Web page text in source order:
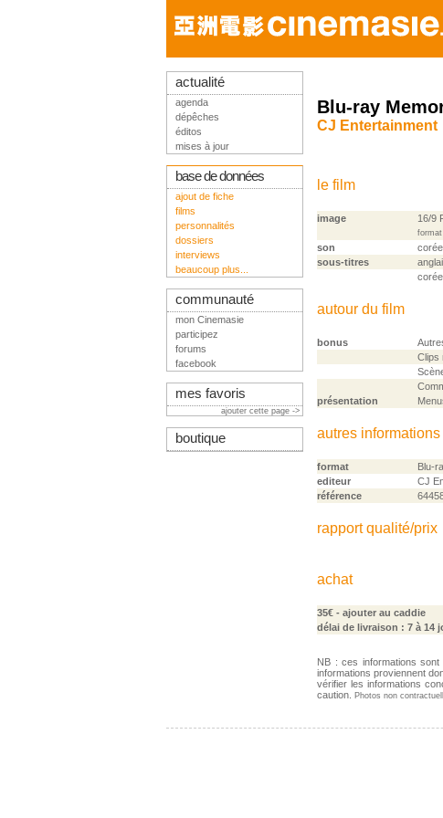
Blu-ray
CJ Entertainment
le film
image 16/9
son
sous-titres
autour du film
bonus
Clips
présentation
autres informations
format
Blu-
editeur
CJ
référence
rapport qualité/prix
achat
35€ - ajouter au caddie
délai de livraison : 7 à 14
NB : ces informations
informations proviennent
vérifier les informations
caution.
Photos non
actualité
agenda
dépêches
éditos
mises à jour
base de données
ajout de fiche
films
personnalités
dossiers
interviews
beaucoup plus...
communauté
mon Cinemasie
participez
forums
facebook
mes favoris
ajouter cette page ->
boutique